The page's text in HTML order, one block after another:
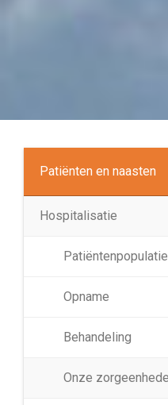
Patiënten en naasten
Hospitalisatie
Patiëntenpopulatie
Opname
Behandeling
Onze